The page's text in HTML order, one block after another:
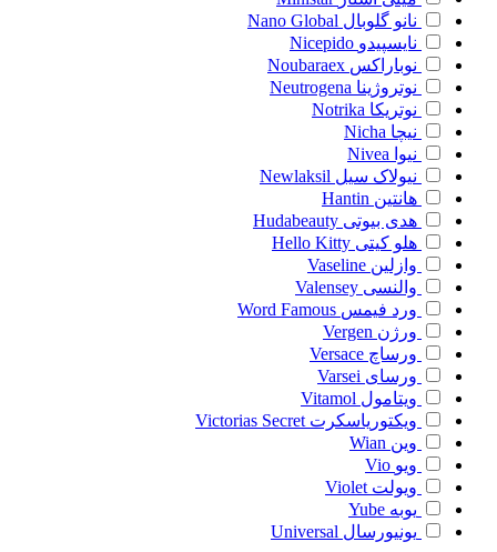
نانو گلوبال Nano Global
نایسپیدو Nicepido
نوباراکس Noubaraex
نوتروژینا Neutrogena
نوتریکا Notrika
نیچا Nicha
نیوا Nivea
نیولاک سیل Newlaksil
هانتین Hantin
هدی بیوتی Hudabeauty
هلو کیتی Hello Kitty
وازلین Vaseline
والنسی Valensey
ورد فیمس Word Famous
ورژن Vergen
ورساچ Versace
ورسای Varsei
ویتامول Vitamol
ویکتوریاسکرت Victorias Secret
وین Wian
ویو Vio
ویولت Violet
یوبه Yube
یونیورسال Universal